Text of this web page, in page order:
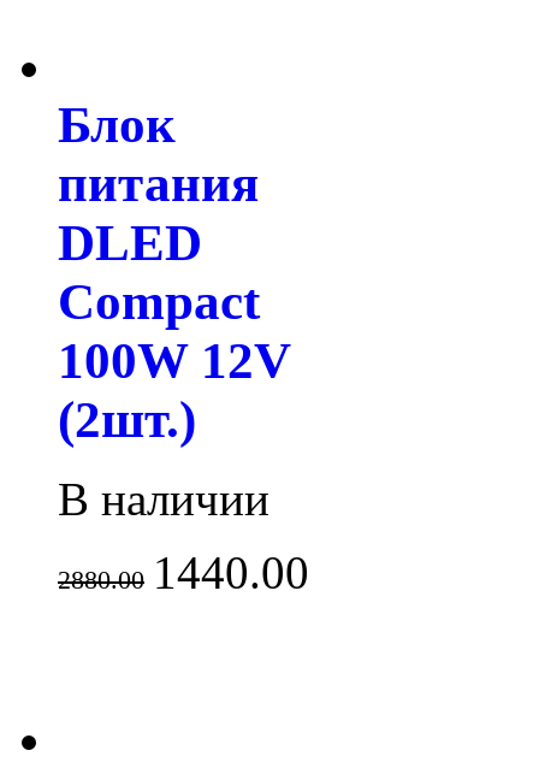
Блок
питания
DLED
Compact
100W 12V
(2шт.)
В наличии
2880.00 1440.00